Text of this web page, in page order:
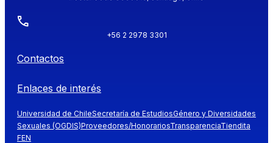
+56 2 2978 3301
Contactos
Enlaces de interés
Universidad de ChileSecretaría de EstudiosGénero y Diversidades
Sexuales (OGDIS)Proveedores/HonorariosTransparenciaTiendita
FEN